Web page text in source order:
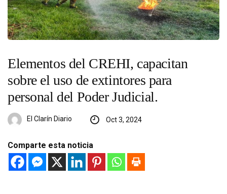
Elementos del CREHI, capacitan
sobre el uso de extintores para
personal del Poder Judicial.
El Clarín Diario Oct 3, 2024
Comparte esta noticia